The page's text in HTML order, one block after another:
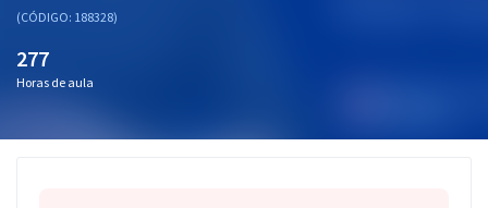
Aprovados
Atendimento
(CÓDIGO: 188328)
277
Horas de aula